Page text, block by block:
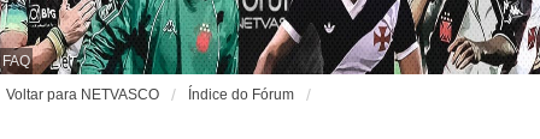
FAQ
Voltar para NETVASCO
Índice do Fórum